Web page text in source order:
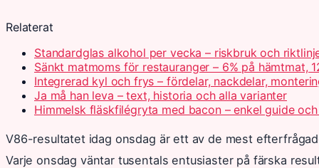
Relaterat
Standardglas alkohol per vecka – riskbruk och
Sänkt matmoms för restauranger – 6% på hämtmat,
Integrerad kyl och frys – fördelar, nackdelar,
Ja må han leva – text, historia och alla varianter
Himmelsk fläskfilégryta med bacon – enkel guide
V86-resultatet idag onsdag är ett av de mest
Varje onsdag väntar tusentals entusiaster på färska